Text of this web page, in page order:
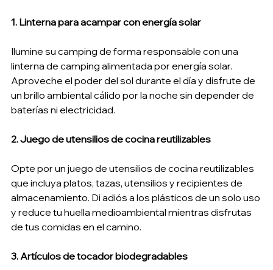
1. Linterna para acampar con energía solar
Ilumine su camping de forma responsable con una
linterna de camping alimentada por energía solar.
Aproveche el poder del sol durante el día y disfrute de
un brillo ambiental cálido por la noche sin depender de
baterías ni electricidad.
2. Juego de utensilios de cocina reutilizables
Opte por un juego de utensilios de cocina reutilizables
que incluya platos, tazas, utensilios y recipientes de
almacenamiento. Di adiós a los plásticos de un solo uso
y reduce tu huella medioambiental mientras disfrutas
de tus comidas en el camino.
3. Artículos de tocador biodegradables